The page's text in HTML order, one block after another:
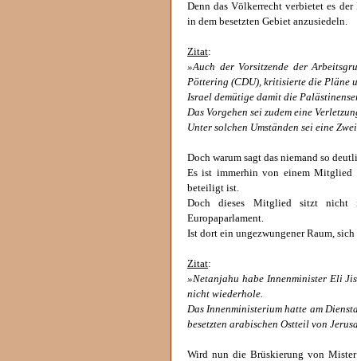
Denn das Völkerrecht verbietet es
in dem besetzten Gebiet anzusiedeln.
Zitat:
»Auch der Vorsitzende der
Pöttering (CDU), kritisierte die Pläne
Israel demütige damit die
Das Vorgehen sei zudem eine
Unter solchen Umständen sei eine
Doch warum sagt das niemand so
Es ist immerhin von einem Mitglied
beteiligt ist.
Doch dieses Mitglied sitzt nicht
Europaparlament.
Ist dort ein ungezwungener Raum,
Zitat:
»Netanjahu habe Innenminister Eli
nicht wiederhole.
Das Innenministerium hatte am
besetzten arabischen Ostteil von
Wird nun die Brüskierung von